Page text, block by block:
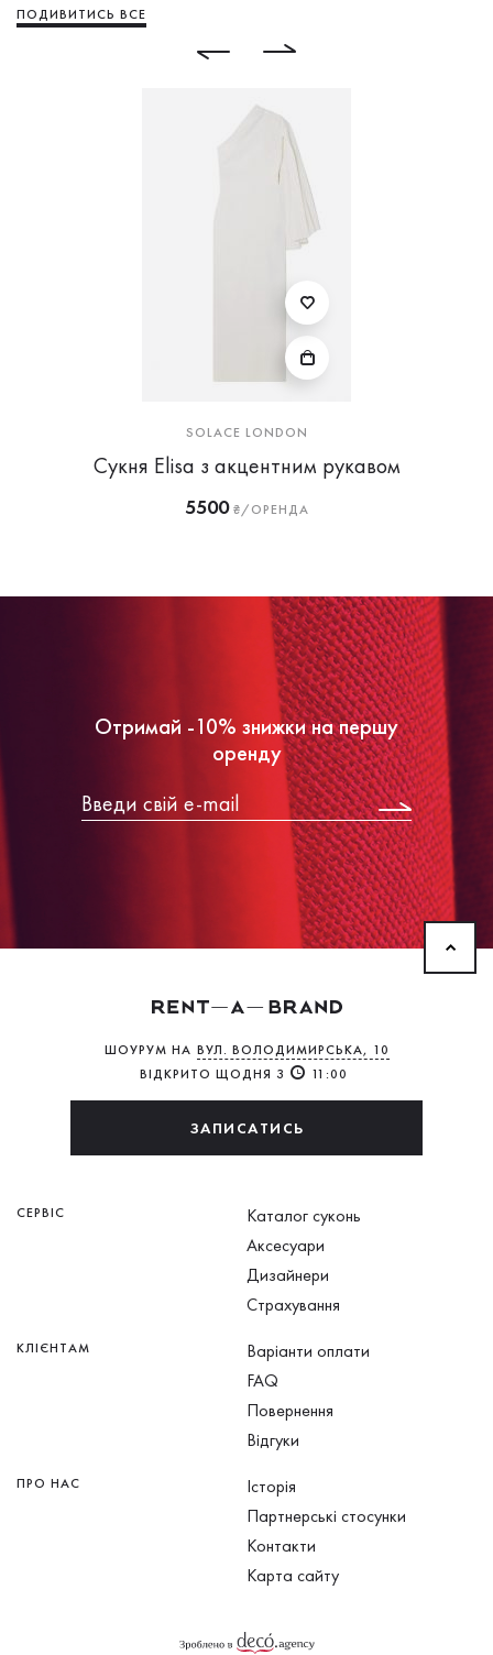
ПОДИВИТИСЬ ВСЕ
SOLACE LONDON
Сукня Elisa з акцентним рукавом
5500₴/ОРЕНДА
Отримай -10% знижки на першу
оренду
ШОУРУМ НА ВУЛ. ВОЛОДИМИРСЬКА, 10
ВІДКРИТО ЩОДНЯ З
11:00
ЗАПИСАТИСЬ
СЕРВІС
Каталог суконь
Аксесуари
Дизайнери
Страхування
КЛІЄНТАМ
Варіанти оплати
FAQ
Повернення
Відгуки
ПРО НАС
Історія
Партнерські стосунки
Контакти
Карта сайту